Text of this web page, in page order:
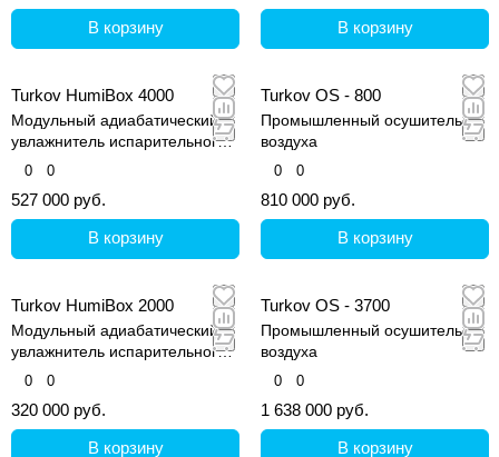
В корзину В корзину
Turkov HumiBox 4000
Модульный адиабатический
увлажнитель испарительного
типа
0 0
527 000 руб.
В корзину
Turkov OS - 800
Промышленный осушитель
воздуха
0 0
810 000 руб.
В корзину
Turkov HumiBox 2000
Модульный адиабатический
увлажнитель испарительного
типа
0 0
320 000 руб.
В корзину
Turkov OS - 3700
Промышленный осушитель
воздуха
0 0
1 638 000 руб.
В корзину